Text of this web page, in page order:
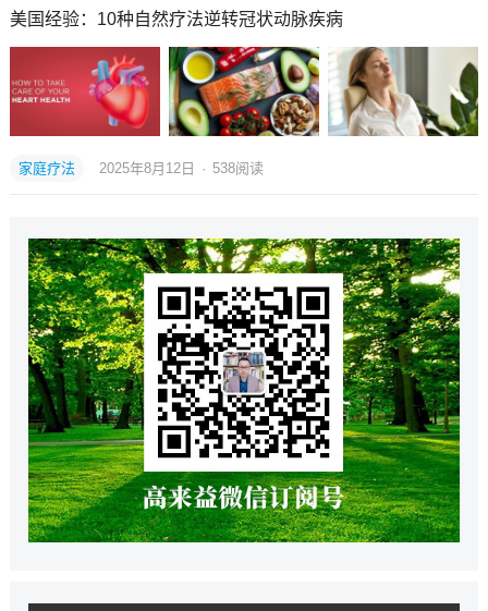
美国经验：10种自然疗法逆转冠状动脉疾病
家庭疗法 2025年8月12日 · 538阅读